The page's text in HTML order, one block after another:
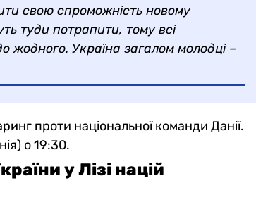
свою спроможність новому
туди потрапити, тому всі
жодного. Україна загалом молодці –
проти національної команди Данії.
о 19:30.
у Лізі націй